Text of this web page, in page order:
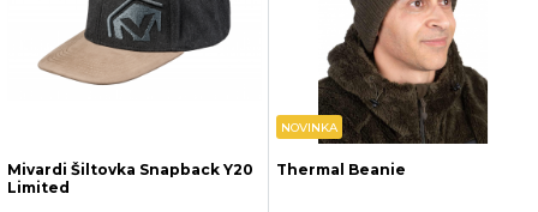
Mivardi Šiltovka Snapback Y20
Limited
NOVINKA
Thermal Beanie